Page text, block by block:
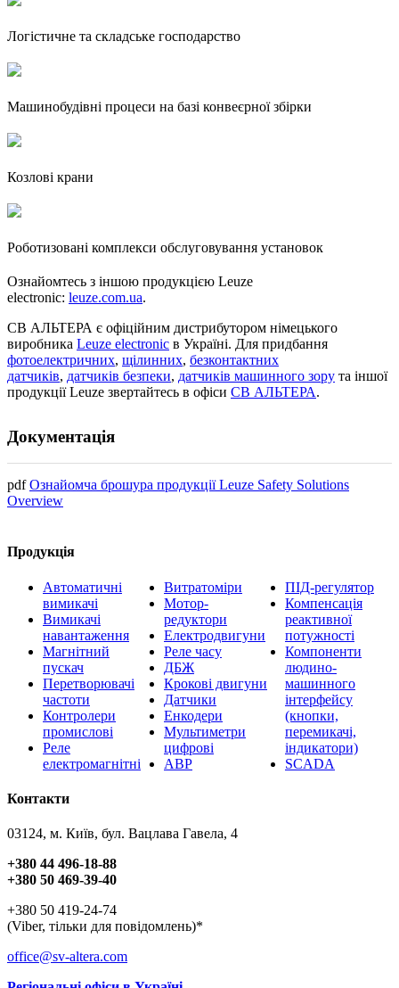
Логістичне та складське господарство
Машинобудівні процеси на базі конвеєрної збірки
Козлові крани
Роботизовані комплекси обслуговування установок
Ознайомтесь з іншою продукцією Leuze
electronic: leuze.com.ua.
СВ АЛЬТЕРА є офіційним дистрибутором німецького
виробника Leuze electronic в Україні. Для придбання
фотоелектричних, щілинних, безконтактних
датчиків, датчиків безпеки, датчиків машинного зору та іншої
продукції Leuze звертайтесь в офіси СВ АЛЬТЕРА.
Документація
pdf Ознайомча брошура продукції Leuze Safety Solutions
Overview
Продукція
Автоматичні
вимикачі
Вимикачі
навантаження
Магнітний
пускач
Перетворювачі
частоти
Контролери
промислові
Реле
електромагнітні
Витратоміри
Мотор-
редуктори
Електродвигуни
Реле часу
ДБЖ
Крокові двигуни
Датчики
Енкодери
Мультиметри
цифрові
АВР
ПІД-регулятор
Компенсація
реактивної
потужності
Компоненти
людино-
машинного
інтерфейсу
(кнопки,
перемикачі,
індикатори)
SCADA
Контакти
03124, м. Київ, бул. Вацлава Гавела, 4
+380 44 496-18-88
+380 50 469-39-40
+380 50 419-24-74
(Viber, тільки для повідомлень)*
office@sv-altera.com